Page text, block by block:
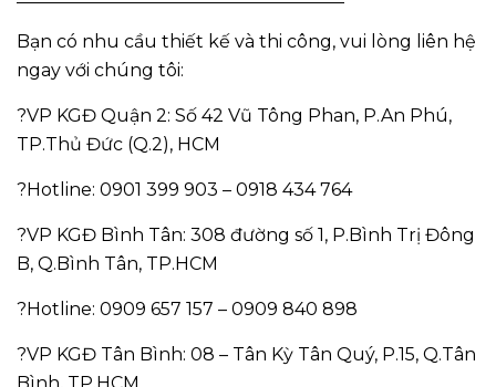
Bạn có nhu cầu thiết kế và thi công, vui lòng liên hệ
ngay với chúng tôi:
?VP KGĐ Quận 2: Số 42 Vũ Tông Phan, P.An Phú,
TP.Thủ Đức (Q.2), HCM
?Hotline: 0901 399 903 – 0918 434 764
?VP KGĐ Bình Tân: 308 đường số 1, P.Bình Trị Đông
B, Q.Bình Tân, TP.HCM
?Hotline: 0909 657 157 – 0909 840 898
?VP KGĐ Tân Bình: 08 – Tân Kỳ Tân Quý, P.15, Q.Tân